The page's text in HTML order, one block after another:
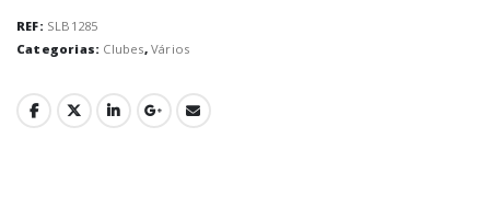
REF: SLB1285
Categorias: Clubes,Vários